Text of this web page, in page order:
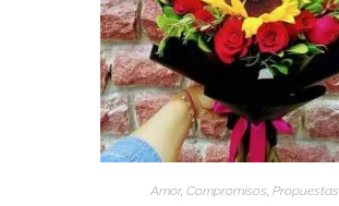
Amor, Compromisos Propuestas